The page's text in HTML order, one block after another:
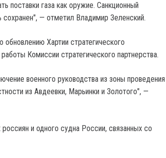
поставки газа как оружие. Санкционный
— отметил Владимир Зеленский.
Хартии стратегического
Комиссии стратегического партнерства.
военного руководства из зоны проведения
из Авдеевки, Марьинки и Золотого", —
и одного судна России, связанных со